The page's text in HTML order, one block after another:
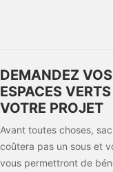
DEMANDEZ
ESPACES
VOTRE PROJET
Avant toutes choses,
coûtera pas un sous et
vous permettront de